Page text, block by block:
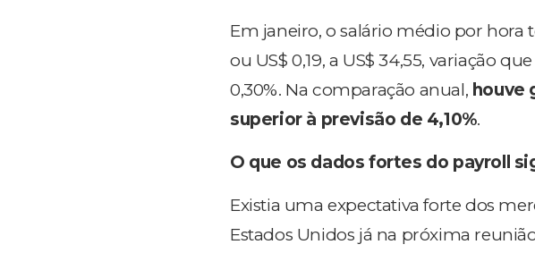
Em janeiro, o salário médio por hora
ou US$ 0,19, a US$ 34,55, variação
0,30%. Na comparação anual, houve
superior à previsão de 4,10%.
O que os dados fortes do payroll
Existia uma expectativa forte dos
Estados Unidos já na próxima